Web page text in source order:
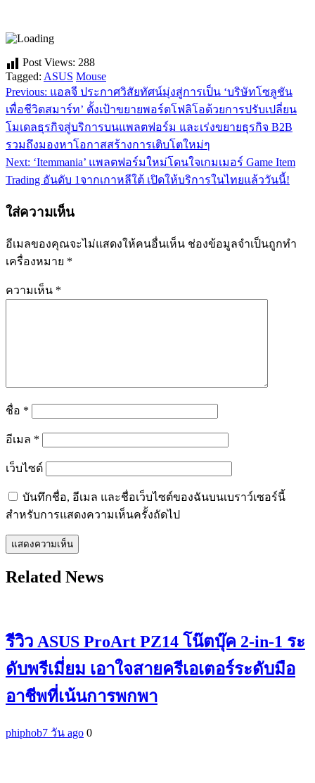
Post Views: 288
Tagged: ASUS Mouse
แนะแนว
เรื่อง
Previous: แอลจี ประกาศวิสัยทัศน์มุ่งสู่การเป็น ‘บริษัทโซลูชัน
เพื่อชีวิตสมาร์ท’ ตั้งเป้าขยายพอร์ตโฟลิโอด้วยการปรับเปลี่ยน
โมเดลธุรกิจสู่บริการบนแพลตฟอร์ม และเร่งขยายธุรกิจ B2B
รวมถึงมองหาโอกาสสร้างการเติบโตใหม่ๆ
Next: ‘Itemmania’ แพลตฟอร์มใหม่โดนใจเกมเมอร์ Game Item
Trading อันดับ 1จากเกาหลีใต้ เปิดให้บริการในไทยแล้ววันนี้!
ใส่ความเห็น
อีเมลของคุณจะไม่แสดงให้คนอื่นเห็น ช่องข้อมูลจำเป็นถูกทำ
เครื่องหมาย *
ความเห็น *
ชื่อ *
อีเมล *
เว็บไซต์
บันทึกชื่อ, อีเมล และชื่อเว็บไซต์ของฉันบนเบราว์เซอร์นี้
สำหรับการแสดงความเห็นครั้งถัดไป
Related News
รีวิว ASUS ProArt PZ14 โน๊ตบุ๊ค 2-in-1 ระ
ดับพรีเมี่ยม เอาใจสายครีเอเตอร์ระดับมือ
อาชีพที่เน้นการพกพา
phiphob7 วัน ago 0